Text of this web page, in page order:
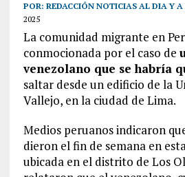
POR: REDACCIÓN NOTICIAS AL DIA Y
2025
La comunidad migrante en
conmocionada por el caso de
venezolano que se habría
saltar desde un edificio de la
Vallejo, en la ciudad de Lima.
Medios peruanos indicaron
dieron el fin de semana en
ubicada en el distrito de Los